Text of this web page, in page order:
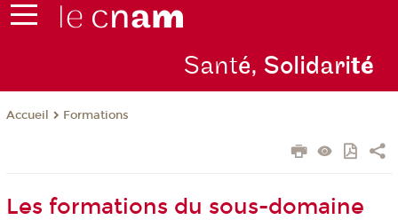
Santé, Solidarité
Accueil Formations
Les formations du sous-domaine